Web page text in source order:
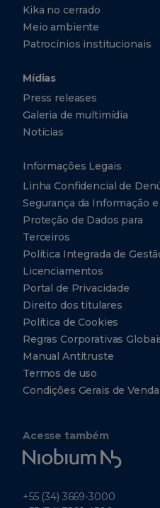
Kika no cerrado
Meio ambiente
Patrocínios institucionais
Mídias
Press releases
Galeria de multimídia
Notícias
Informações Legais
Linha Confidencial de
Segurança da Informação e
Proteção de Dados para
Terceiros
Política Integrada de
Licenciamentos
Portal de Privacidade
Direito dos titulares
Política de Cookies
Regras Corporativas
Manual Antitruste
Termos de uso
Condições Gerais de Venda
Acesse também
Niobium
Tech
+55 (34) 3669-3000